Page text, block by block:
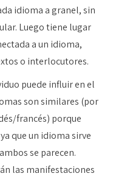
idioma a granel, sin
Luego tiene lugar
a un idioma,
o interlocutores.
puede influir en el
son similares (por
francés) porque
que un idioma sirve
se parecen.
las manifestaciones